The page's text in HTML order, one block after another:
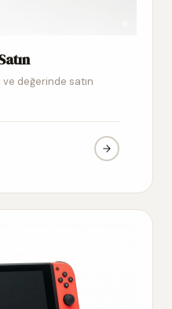
ve değerinde satın